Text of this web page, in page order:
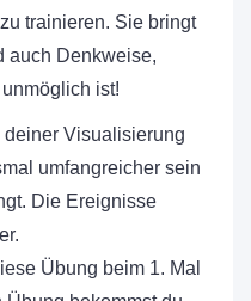
trainieren. Sie bringt
auch Denkweise,
ist!
Visualisierung
umfangreicher sein
Die Ereignisse
Übung beim 1. Mal